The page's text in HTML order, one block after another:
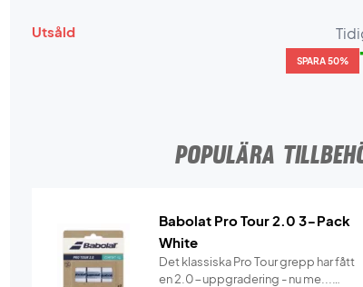
Utsåld
SPARA 50%
POPULÄRA
Babolat Pro Tour 2.0 3-Pack
White
Det klassiska Pro Tour grepp har fått
en 2.0-uppgradering - nu me...